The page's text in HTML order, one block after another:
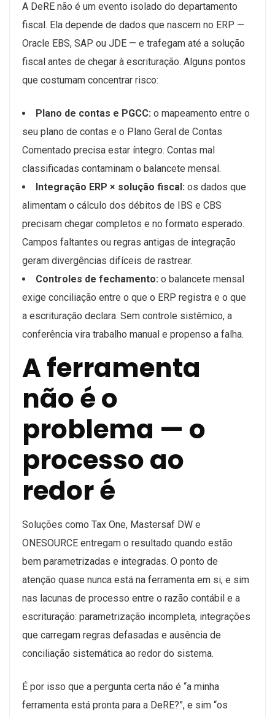
A DeRE não é um evento isolado do departamento
fiscal. Ela depende de dados que nascem no ERP —
Oracle EBS, SAP ou JDE — e trafegam até a solução
fiscal antes de chegar à escrituração. Alguns pontos
que costumam concentrar risco:
Plano de contas e PGCC: o mapeamento entre o
seu plano de contas e o Plano Geral de Contas
Comentado precisa estar íntegro. Contas mal
classificadas contaminam o balancete mensal.
Integração ERP × solução fiscal: os dados que
alimentam o cálculo dos débitos de IBS e CBS
precisam chegar completos e no formato esperado.
Campos faltantes ou regras antigas de integração
geram divergências difíceis de rastrear.
Controles de fechamento: o balancete mensal
exige conciliação entre o que o ERP registra e o que
a escrituração declara. Sem controle sistêmico, a
conferência vira trabalho manual e propenso a falha.
A ferramenta
não é o
problema — o
processo ao
redor é
Soluções como Tax One, Mastersaf DW e
ONESOURCE entregam o resultado quando estão
bem parametrizadas e integradas. O ponto de
atenção quase nunca está na ferramenta em si, e sim
nas lacunas de processo entre o razão contábil e a
escrituração: parametrização incompleta, integrações
que carregam regras defasadas e ausência de
conciliação sistemática ao redor do sistema.
É por isso que a pergunta certa não é “a minha
ferramenta está pronta para a DeRE?”, e sim “os